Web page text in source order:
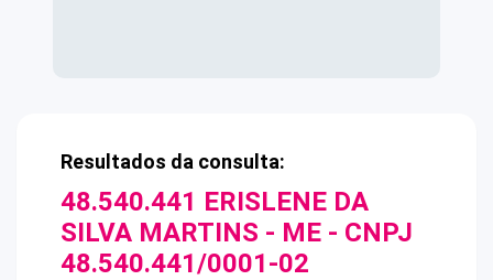
Resultados da consulta:
48.540.441 ERISLENE DA
SILVA MARTINS - ME - CNPJ
48.540.441/0001-02